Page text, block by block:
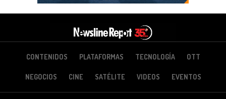
CONTENIDOS PLATAFORMAS TECNOLOGÍA OTT
NEGOCIOS CINE SATÉLITE VIDEOS EVENTOS